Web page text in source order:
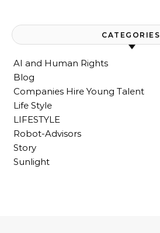
CATEGORIES
AI and Human Rights
Blog
Companies Hire Young Talent
Life Style
LIFESTYLE
Robot-Advisors
Story
Sunlight